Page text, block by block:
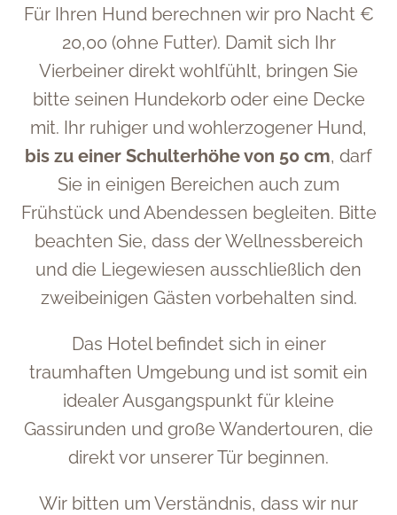
Für Ihren Hund berechnen wir pro Nacht €
20,00 (ohne Futter). Damit sich Ihr
Vierbeiner direkt wohlfühlt, bringen Sie
bitte seinen Hundekorb oder eine Decke
mit. Ihr ruhiger und wohlerzogener Hund,
bis zu einer Schulterhöhe von 50 cm, darf
Sie in einigen Bereichen auch zum
Frühstück und Abendessen begleiten. Bitte
beachten Sie, dass der Wellnessbereich
und die Liegewiesen ausschließlich den
zweibeinigen Gästen vorbehalten sind.
Das Hotel befindet sich in einer
traumhaften Umgebung und ist somit ein
idealer Ausgangspunkt für kleine
Gassirunden und große Wandertouren, die
direkt vor unserer Tür beginnen.
Wir bitten um Verständnis, dass wir nur